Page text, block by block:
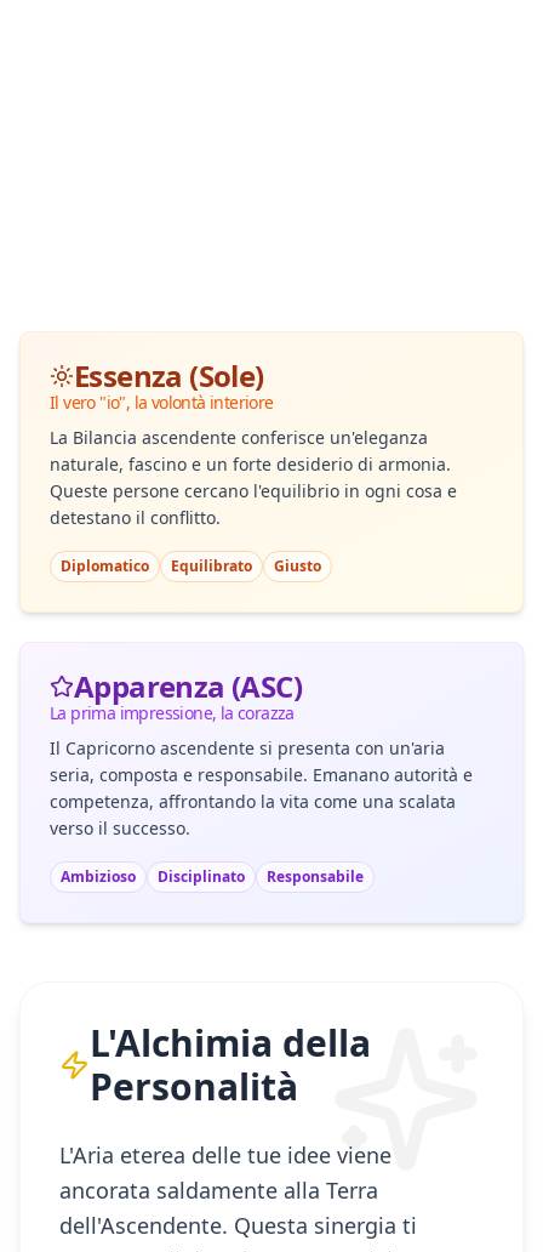
Essenza (Sole)
Il vero "io", la volontà interiore
La Bilancia ascendente conferisce un'eleganza
naturale, fascino e un forte desiderio di armonia.
Queste persone cercano l'equilibrio in ogni cosa e
detestano il conflitto.
Diplomatico Equilibrato Giusto
Apparenza (ASC)
La prima impressione, la corazza
Il Capricorno ascendente si presenta con un'aria
seria, composta e responsabile. Emanano autorità e
competenza, affrontando la vita come una scalata
verso il successo.
Ambizioso Disciplinato Responsabile
L'Alchimia della
Personalità
L'Aria eterea delle tue idee viene
ancorata saldamente alla Terra
dell'Ascendente. Questa sinergia ti